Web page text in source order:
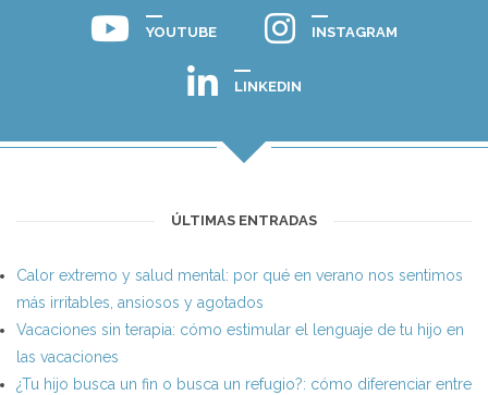
YOUTUBE INSTAGRAM
LINKEDIN
ÚLTIMAS ENTRADAS
Calor extremo y salud mental: por qué en verano nos sentimos
más irritables, ansiosos y agotados
Vacaciones sin terapia: cómo estimular el lenguaje de tu hijo en
las vacaciones
¿Tu hijo busca un fin o busca un refugio?: cómo diferenciar entre